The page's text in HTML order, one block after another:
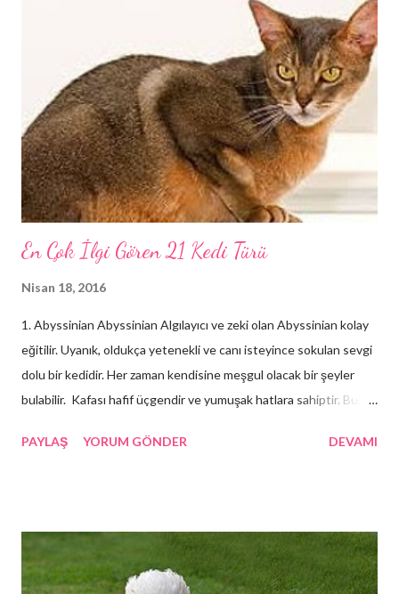
En Çok İlgi Gören 21 Kedi Türü
Nisan 18, 2016
1. Abyssinian Abyssinian Algılayıcı ve zeki olan Abyssinian kolay
eğitilir. Uyanık, oldukça yetenekli ve canı isteyince sokulan sevgi
dolu bir kedidir. Her zaman kendisine meşgul olacak bir şeyler
bulabilir. Kafası hafif üçgendir ve yumuşak hatlara sahiptir. Burun
Güzel bir kesimi olan kulakların uçları dik ve sivridir. Gözler altın
PAYLAŞ YORUM GÖNDER DEVAMI